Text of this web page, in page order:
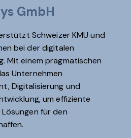
Schweizer KMU und
bei der digitalen
Mit einem pragmatischen
Unternehmen
Digitalisierung und
um effiziente
für den
GmbH